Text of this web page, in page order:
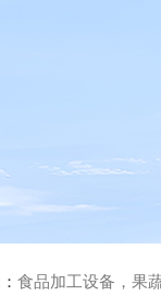
食品加工设备，果蔬原浆原汁加工设备，